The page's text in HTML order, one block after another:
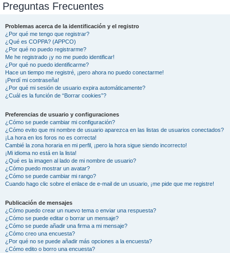
Preguntas Frecuentes
Problemas acerca de la identificación y el registro
¿Por qué me tengo que registrar?
¿Qué es COPPA? (APPCO)
¿Por qué no puedo registrarme?
Me he registrado ¡y no me puedo identificar!
¿Por qué no puedo identificarme?
Hace un tiempo me registré, ¡pero ahora no puedo conectarme!
¡Perdí mi contraseña!
¿Por qué mi sesión de usuario expira automáticamente?
¿Cuál es la función de “Borrar cookies”?
Preferencias de usuario y configuraciones
¿Cómo se puede cambiar mi configuración?
¿Cómo evito que mi nombre de usuario aparezca en las listas de usuarios conectados?
¡La hora en los foros no es correcta!
Cambié la zona horaria en mi perfil, ¡pero la hora sigue siendo incorrecto!
¡Mi idioma no está en la lista!
¿Qué es la imagen al lado de mi nombre de usuario?
¿Cómo puedo mostrar un avatar?
¿Cómo se puede cambiar mi rango?
Cuando hago clic sobre el enlace de e-mail de un usuario, ¡me pide que me registre!
Publicación de mensajes
¿Cómo puedo crear un nuevo tema o enviar una respuesta?
¿Cómo se puede editar o borrar un mensaje?
¿Cómo se puede añadir una firma a mi mensaje?
¿Cómo creo una encuesta?
¿Por qué no se puede añadir más opciones a la encuesta?
¿Cómo edito o borro una encuesta?